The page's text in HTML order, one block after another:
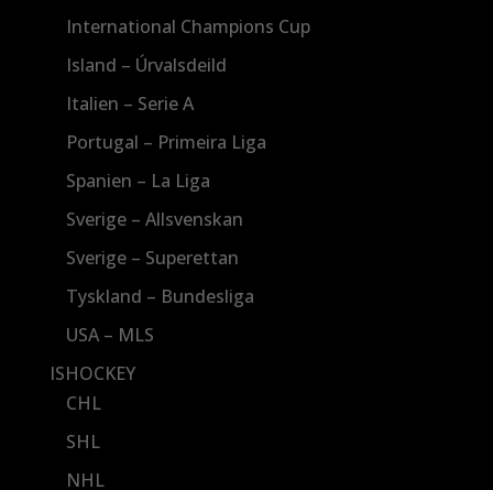
International Champions Cup
Island – Úrvalsdeild
Italien – Serie A
Portugal – Primeira Liga
Spanien – La Liga
Sverige – Allsvenskan
Sverige – Superettan
Tyskland – Bundesliga
USA – MLS
ISHOCKEY
CHL
SHL
NHL